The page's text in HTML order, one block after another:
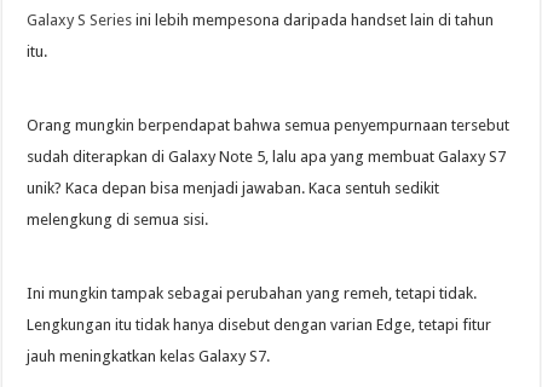
Galaxy S Series ini lebih mempesona daripada handset lain di tahun
itu.
Orang mungkin berpendapat bahwa semua penyempurnaan tersebut
sudah diterapkan di Galaxy Note 5, lalu apa yang membuat Galaxy S7
unik? Kaca depan bisa menjadi jawaban. Kaca sentuh sedikit
melengkung di semua sisi.
Ini mungkin tampak sebagai perubahan yang remeh, tetapi tidak.
Lengkungan itu tidak hanya disebut dengan varian Edge, tetapi fitur
jauh meningkatkan kelas Galaxy S7.